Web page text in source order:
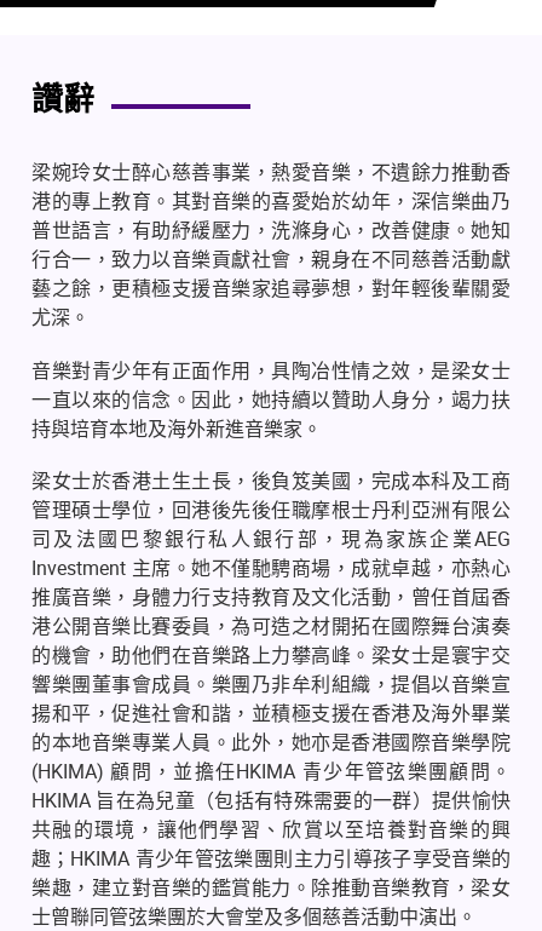
讚辭
梁婉玲女士醉心慈善事業，熱愛音樂，不遺餘力推動香
港的專上教育。其對音樂的喜愛始於幼年，深信樂曲乃
普世語言，有助紓緩壓力，洗滌身心，改善健康。她知
行合一，致力以音樂貢獻社會，親身在不同慈善活動獻
藝之餘，更積極支援音樂家追尋夢想，對年輕後輩關愛
尤深。
音樂對青少年有正面作用，具陶冶性情之效，是梁女士
一直以來的信念。因此，她持續以贊助人身分，竭力扶
持與培育本地及海外新進音樂家。
梁女士於香港土生土長，後負笈美國，完成本科及工商
管理碩士學位，回港後先後任職摩根士丹利亞洲有限公
司及法國巴黎銀行私人銀行部，現為家族企業AEG
Investment 主席。她不僅馳騁商場，成就卓越，亦熱心
推廣音樂，身體力行支持教育及文化活動，曾任首屆香
港公開音樂比賽委員，為可造之材開拓在國際舞台演奏
的機會，助他們在音樂路上力攀高峰。梁女士是寰宇交
響樂團董事會成員。樂團乃非牟利組織，提倡以音樂宣
揚和平，促進社會和諧，並積極支援在香港及海外畢業
的本地音樂專業人員。此外，她亦是香港國際音樂學院
(HKIMA) 顧問，並擔任HKIMA 青少年管弦樂團顧問。
HKIMA 旨在為兒童（包括有特殊需要的一群）提供愉快
共融的環境，讓他們學習、欣賞以至培養對音樂的興
趣；HKIMA 青少年管弦樂團則主力引導孩子享受音樂的
樂趣，建立對音樂的鑑賞能力。除推動音樂教育，梁女
士曾聯同管弦樂團於大會堂及多個慈善活動中演出。